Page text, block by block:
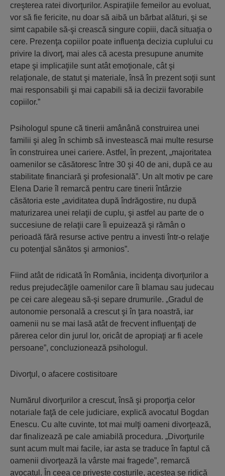
creşterea ratei divorţurilor. Aspiraţiile femeilor au evoluat,
vor să fie fericite, nu doar să aibă un bărbat alături, şi se
simt capabile să-şi crească singure copiii, dacă situaţia o
cere. Prezenţa copiilor poate influenţa decizia cuplului cu
privire la divorţ, mai ales că acesta presupune anumite
etape şi implicaţiile sunt atât emoţionale, cât şi
relaţionale, de statut şi materiale, însă în prezent soţii sunt
mai responsabili şi mai capabili să ia decizii favorabile
copiilor.”
Psihologul spune că tinerii amânână construirea unei
familii şi aleg în schimb să investească mai multe resurse
în construirea unei cariere. Astfel, în prezent, „majoritatea
oamenilor se căsătoresc între 30 şi 40 de ani, după ce au
stabilitate financiară şi profesională”. Un alt motiv pe care
Elena Darie îl remarcă pentru care tinerii întârzie
căsătoria este „aviditatea după îndrăgostire, nu după
maturizarea unei relaţii de cuplu, şi astfel au parte de o
succesiune de relaţii care îi epuizează şi rămân o
perioadă fără resurse active pentru a investi într-o relaţie
cu potenţial sănătos şi armonios”.
Fiind atât de ridicată în România, incidenţa divorţurilor a
redus prejudecăţile oamenilor care îi blamau sau judecau
pe cei care alegeau să-şi separe drumurile. „Gradul de
autonomie personală a crescut şi în ţara noastră, iar
oamenii nu se mai lasă atât de frecvent influenţaţi de
părerea celor din jurul lor, oricât de apropiaţi ar fi acele
persoane”, concluzionează psihologul.
Divorţul, o afacere costisitoare
Numărul divorţurilor a crescut, însă şi proporţia celor
notariale faţă de cele judiciare, explică avocatul Bogdan
Enescu. Cu alte cuvinte, tot mai mulţi oameni divorţează,
dar finalizează pe cale amiabilă procedura. „Divorţurile
sunt acum mult mai facile, iar asta se traduce în faptul că
oamenii divorţează la vârste mai fragede”, remarcă
avocatul. În ceea ce priveşte costurile, acestea se ridică